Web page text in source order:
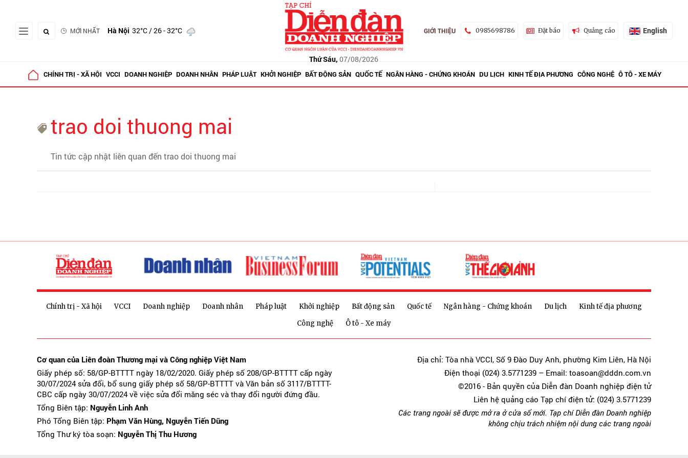
MỚI NHẤT Hà Nội 32°C/ 26 - 32°C
Thứ Sáu, 07/08/2026
GIỚI THIỆU 0985698786 Đặt báo Quảng cáo English
CHÍNH TRỊ - XÃ HỘI VCCI DOANH NGHIỆP DOANH NHÂN PHÁP LUẬT KHỞI NGHIỆP BẤT ĐỘNG SẢN QUỐC TẾ NGÂN HÀNG - CHỨNG KHOÁN DU LỊCH KINH TẾ ĐỊA PHƯƠNG CÔNG NGHỆ Ô TÔ - XE MÁY
trao doi thuong mai
Tin tức cập nhật liên quan đến trao doi thuong mai
Chính trị - Xã hội VCCI Doanh nghiệp Doanh nhân Pháp luật Khởi nghiệp Bất động sản Quốc tế Ngân hàng - Chứng khoán Du lịch
Kinh tế địa phương
Công nghệ
Ô tô - Xe máy
Cơ quan của Liên đoàn Thương mại và Công nghiệp Việt Nam
Giấy phép số: 58/GP-BTTTT ngày 18/02/2020. Giấy phép số 208/GP-BTTTT cấp ngày
30/07/2024 sửa đổi, bổ sung giấy phép số 58/GP-BTTTT và Văn bản số 3117/BTTTT-
CBC cấp ngày 30/07/2024 về việc sửa đổi măng séc và thay đổi người đứng đầu.
Tổng Biên tập: Nguyễn Linh Anh
Phó Tổng Biên tập: Phạm Văn Hùng, Nguyễn Tiến Dũng
Tổng Thư ký tòa soạn: Nguyễn Thị Thu Hương
Địa chỉ: Tòa nhà VCCI, Số 9 Đào Duy Anh, phường Kim Liên, Hà Nội
Điện thoại (024) 3.5771239 – Email: toasoan@dddn.com.vn
©2016 - Bản quyền của Diễn đàn Doanh nghiệp điện tử
Liên hệ quảng cáo Tạp chí điện tử: (024) 3.5771239
Các trang ngoài sẽ được mở ra ở cửa sổ mới. Tạp chí Diễn đàn Doanh nghiệp
không chịu trách nhiệm nội dung các trang ngoài